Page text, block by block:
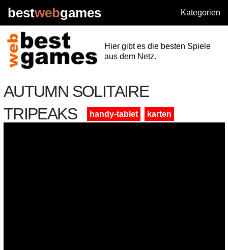
bestwebgames Kategorien
Hier gibt es die besten Spiele
aus dem Netz.
AUTUMN SOLITAIRE
TRIPEAKS
handy-tablet karten